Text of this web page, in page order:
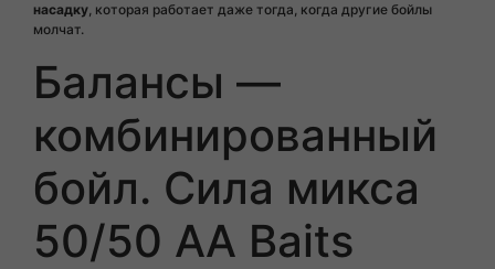
насадку, которая работает даже тогда, когда другие бойлы
молчат.
Балансы —
комбинированный
бойл. Сила микса
50/50 AA Baits